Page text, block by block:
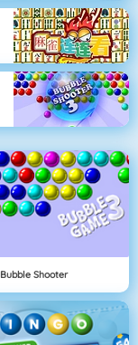
Bubble Shooter